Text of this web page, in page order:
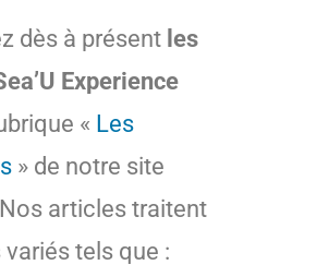
dès à présent les
Experience
« Les
» de notre site
articles traitent
tels que :